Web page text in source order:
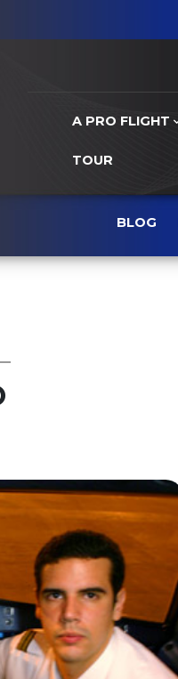
A PRO FLIGHT
TOUR
BLOG